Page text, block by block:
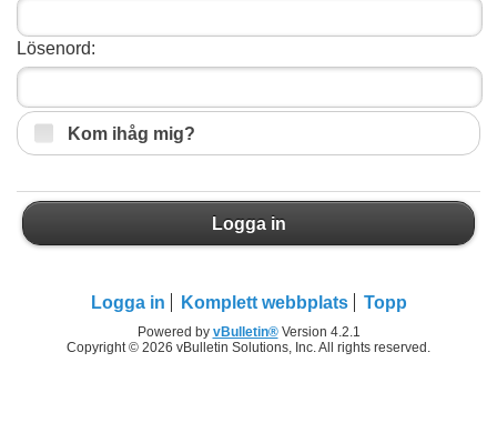
Lösenord:
Kom ihåg mig?
Logga in
Logga in Komplett webbplats Topp
Powered by vBulletin®Version 4.2.1
Copyright © 2026 vBulletin Solutions, Inc. All rights reserved.